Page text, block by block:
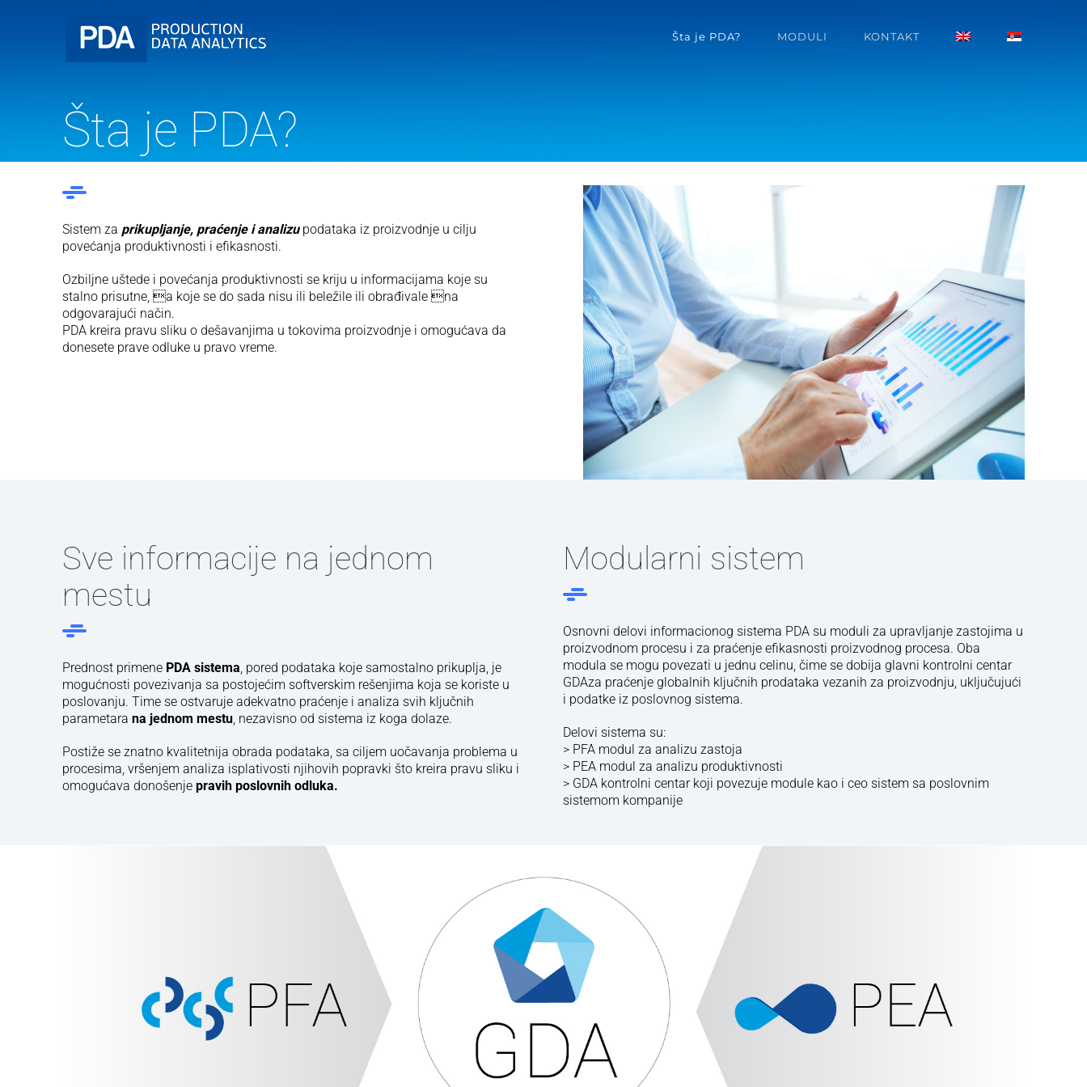
Šta je PDA? MODULI KONTAKT
Šta je PDA?
Sistem za prikupljanje, praćenje i analizu podataka iz proizvodnje u cilju
povećanja produktivnosti i efikasnosti.
Ozbiljne uštede i povećanja produktivnosti se kriju u informacijama koje su
stalno prisutne, a koje se do sada nisu ili beležile ili obrađivale na
odgovarajući način.
PDA kreira pravu sliku o dešavanjima u tokovima proizvodnje i omogućava da
donesete prave odluke u pravo vreme.
Sve informacije na jednom
mestu
Prednost primene PDA sistema , pored podataka koje samostalno prikuplja, je
mogućnosti povezivanja sa postojećim softverskim rešenjima koja se koriste u
poslovanju. Time se ostvaruje adekvatno praćenje i analiza svih ključnih
parametarana jednom mestu , nezavisno od sistema iz koga dolaze.
Postiže se znatno kvalitetnija obrada podataka, sa ciljem uočavanja problema u
procesima, vršenjem analiza isplativosti njihovih popravki što kreira pravu sliku i
omogućava donošenjepravih poslovnih odluka.
Modularni sistem
Osnovni delovi informacionog sistema PDA su moduli za upravljanje zastojima u
proizvodnom procesu i za praćenje efikasnosti proizvodnog procesa. Oba
modula se mogu povezati u jednu celinu, čime se dobija glavni kontrolni centar
GDAza praćenje globalnih ključnih prodataka vezanih za proizvodnju, uključujući
i podatke iz poslovnog sistema.
Delovi sistema su:
> PFA modul za analizu zastoja
> PEA modul za analizu produktivnosti
> GDA kontrolni centar koji povezuje module kao i ceo sistem sa poslovnim
sistemom kompanije